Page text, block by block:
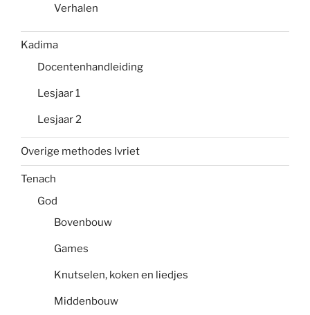
Verhalen
Kadima
Docentenhandleiding
Lesjaar 1
Lesjaar 2
Overige methodes Ivriet
Tenach
God
Bovenbouw
Games
Knutselen, koken en liedjes
Middenbouw